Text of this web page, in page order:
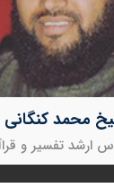
محمد کنگانی
ارشد تفسیر و قراآت